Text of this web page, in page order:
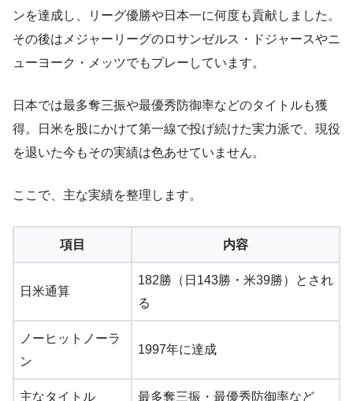
ンを達成し、リーグ優勝や日本一に何度も貢献しました。
その後はメジャーリーグのロサンゼルス・ドジャースやニ
ューヨーク・メッツでもプレーしています。
日本では最多奪三振や最優秀防御率などのタイトルも獲
得。日米を股にかけて第一線で投げ続けた実力派で、現役
を退いた今もその実績は色あせていません。
ここで、主な実績を整理します。
項目 内容
日米通算
182勝（日143勝・米39勝）とされ
る
ノーヒットノーラ
ン
1997年に達成
主なタイトル 最多奪三振・最優秀防御率など